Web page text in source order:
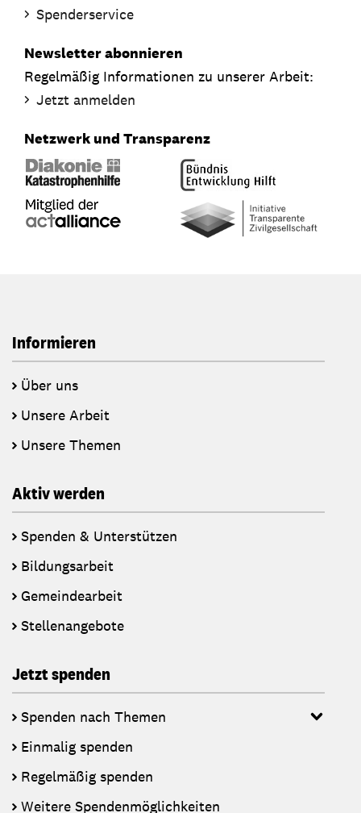
Spenderservice
Newsletter abonnieren
Regelmäßig Informationen zu unserer Arbeit:
Jetzt anmelden
Netzwerk und Transparenz
Informieren
Über uns
Unsere Arbeit
Unsere Themen
Aktiv werden
Spenden & Unterstützen
Bildungsarbeit
Gemeindearbeit
Stellenangebote
Jetzt spenden
Spenden nach Themen
Einmalig spenden
Regelmäßig spenden
Weitere Spendenmöglichkeiten